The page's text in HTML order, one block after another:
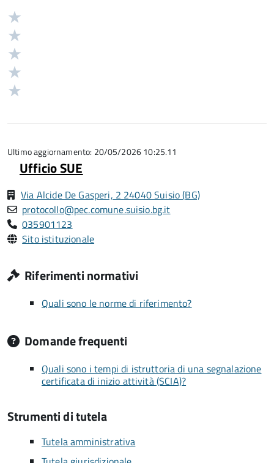
Valutazione
5
Ultimo aggiornamento: 20/05/2026 10:25.11
Ufficio SUE
Via Alcide De Gasperi, 2 24040 Suisio (BG)
protocollo@pec.comune.suisio.bg.it
035901123
Sito istituzionale
Riferimenti normativi
Quali sono le norme di riferimento?
Domande frequenti
Quali sono i tempi di istruttoria di una segnalazione
certificata di inizio attività (SCIA)?
Strumenti di tutela
Tutela amministrativa